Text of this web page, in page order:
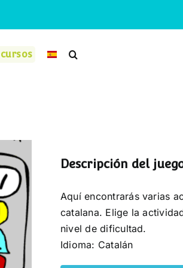
Descripción del
Aquí encontrarás varias
catalana. Elige la
nivel de dificultad.
Idioma: Catalán